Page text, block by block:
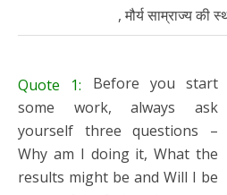
, मौर्य साम्राज्य की
Quote 1: Before you start
some work, always ask
yourself three questions –
Why am I doing it, What the
results might be and Will I be